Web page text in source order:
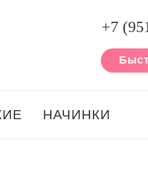
+7
НАЧИНКИ